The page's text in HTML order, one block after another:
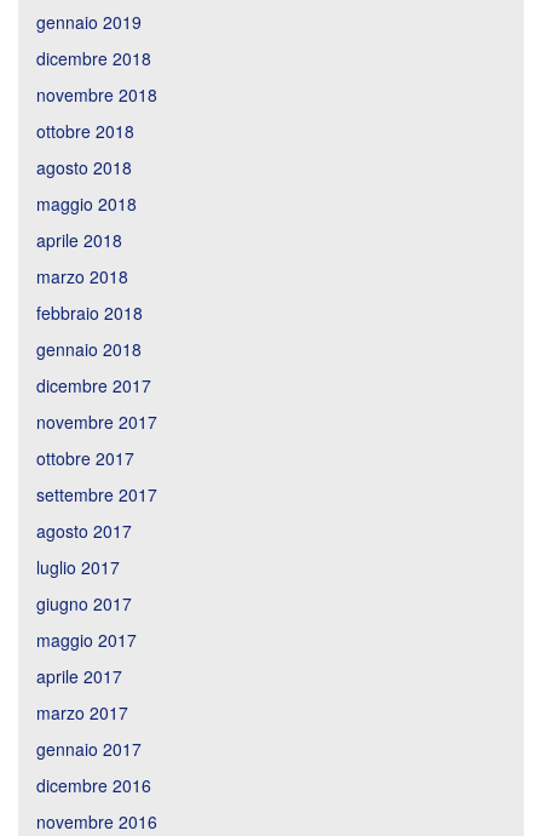
gennaio 2019
dicembre 2018
novembre 2018
ottobre 2018
agosto 2018
maggio 2018
aprile 2018
marzo 2018
febbraio 2018
gennaio 2018
dicembre 2017
novembre 2017
ottobre 2017
settembre 2017
agosto 2017
luglio 2017
giugno 2017
maggio 2017
aprile 2017
marzo 2017
gennaio 2017
dicembre 2016
novembre 2016